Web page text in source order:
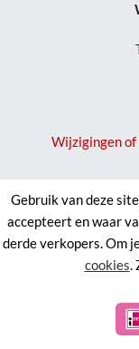
Wijzigingen
Gebruik van deze
accepteert en waar
derde verkopers. Om
cookies.